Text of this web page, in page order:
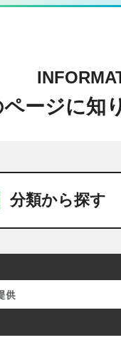
ページに知
分類から探す